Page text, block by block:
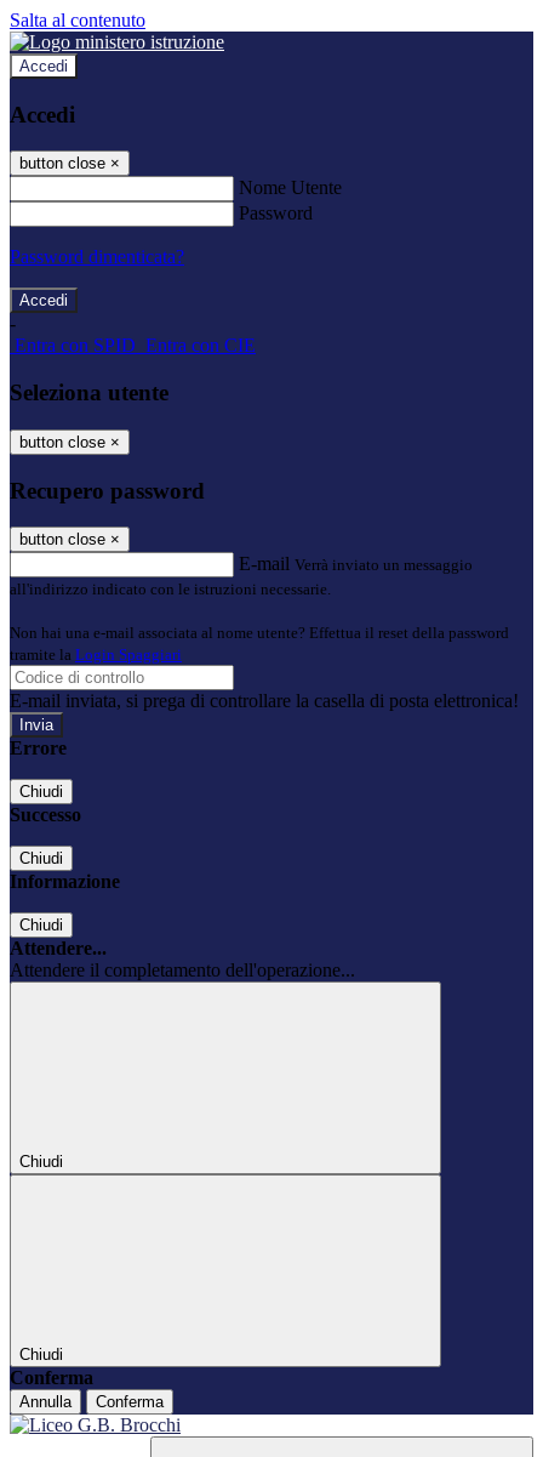
Salta al contenuto
Accedi
Accedi
button close ×
Nome Utente
Password
Password dimenticata?
-
Entra con SPID Entra con CIE
Seleziona utente
button close ×
Recupero password
button close ×
E-mail Verrà inviato un messaggio
all'indirizzo indicato con le istruzioni necessarie.
Non hai una e-mail associata al nome utente? Effettua il reset della password
tramite la Login Spaggiari
E-mail inviata, si prega di controllare la casella di posta elettronica!
Errore
Chiudi
Successo
Chiudi
Informazione
Chiudi
Attendere...
Attendere il completamento dell'operazione...
Chiudi
Chiudi
Conferma
Annulla Conferma